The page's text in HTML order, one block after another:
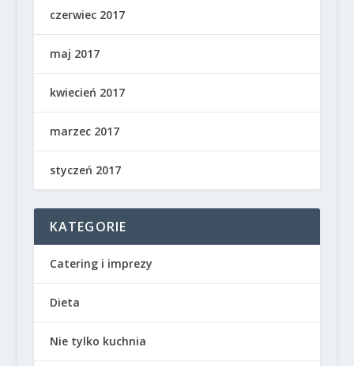
czerwiec 2017
maj 2017
kwiecień 2017
marzec 2017
styczeń 2017
KATEGORIE
Catering i imprezy
Dieta
Nie tylko kuchnia